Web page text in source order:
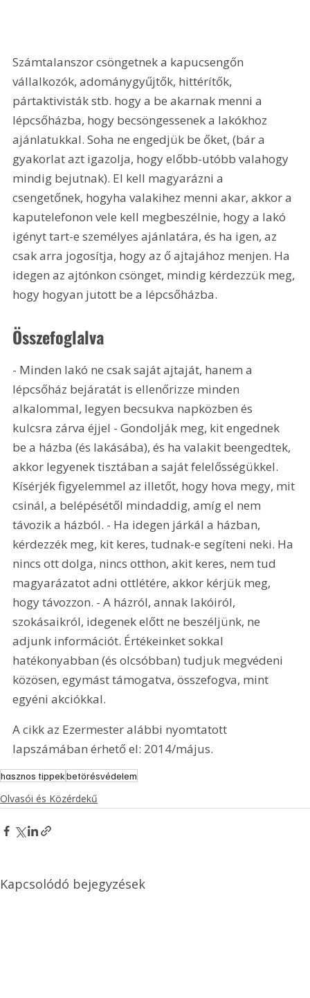
Számtalanszor csöngetnek a kapucsengőn
vállalkozók, adománygyűjtők, hittérítők,
pártaktivisták stb. hogy a be akarnak menni a
lépcsőházba, hogy becsöngessenek a lakókhoz
ajánlatukkal. Soha ne engedjük be őket, (bár a
gyakorlat azt igazolja, hogy előbb-utóbb valahogy
mindig bejutnak). El kell magyarázni a
csengetőnek, hogyha valakihez menni akar, akkor a
kaputelefonon vele kell megbeszélnie, hogy a lakó
igényt tart-e személyes ajánlatára, és ha igen, az
csak arra jogosítja, hogy az ő ajtajához menjen. Ha
idegen az ajtónkon csönget, mindig kérdezzük meg,
hogy hogyan jutott be a lépcsőházba.
Összefoglalva
- Minden lakó ne csak saját ajtaját, hanem a
lépcsőház bejáratát is ellenőrizze minden
alkalommal, legyen becsukva napközben és
kulcsra zárva éjjel - Gondolják meg, kit engednek
be a házba (és lakásába), és ha valakit beengedtek,
akkor legyenek tisztában a saját felelősségükkel.
Kísérjék figyelemmel az illetőt, hogy hova megy, mit
csinál, a belépésétől mindaddig, amíg el nem
távozik a házból. - Ha idegen járkál a házban,
kérdezzék meg, kit keres, tudnak-e segíteni neki. Ha
nincs ott dolga, nincs otthon, akit keres, nem tud
magyarázatot adni ottlétére, akkor kérjük meg,
hogy távozzon. - A házról, annak lakóiról,
szokásaikról, idegenek előtt ne beszéljünk, ne
adjunk információt. Értékeinket sokkal
hatékonyabban (és olcsóbban) tudjuk megvédeni
közösen, egymást támogatva, összefogva, mint
egyéni akciókkal.
A cikk az Ezermester alábbi nyomtatott
lapszámában érhető el: 2014/május.
hasznos tippekbetörésvédelem
Olvasói és Közérdekű
Kapcsolódó bejegyzések